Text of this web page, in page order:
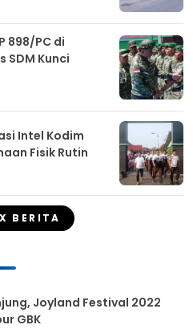
898/PC di
SDM Kunci
Intel Kodim
Fisik Rutin
BERITA
Joyland Festival 2022
GBK